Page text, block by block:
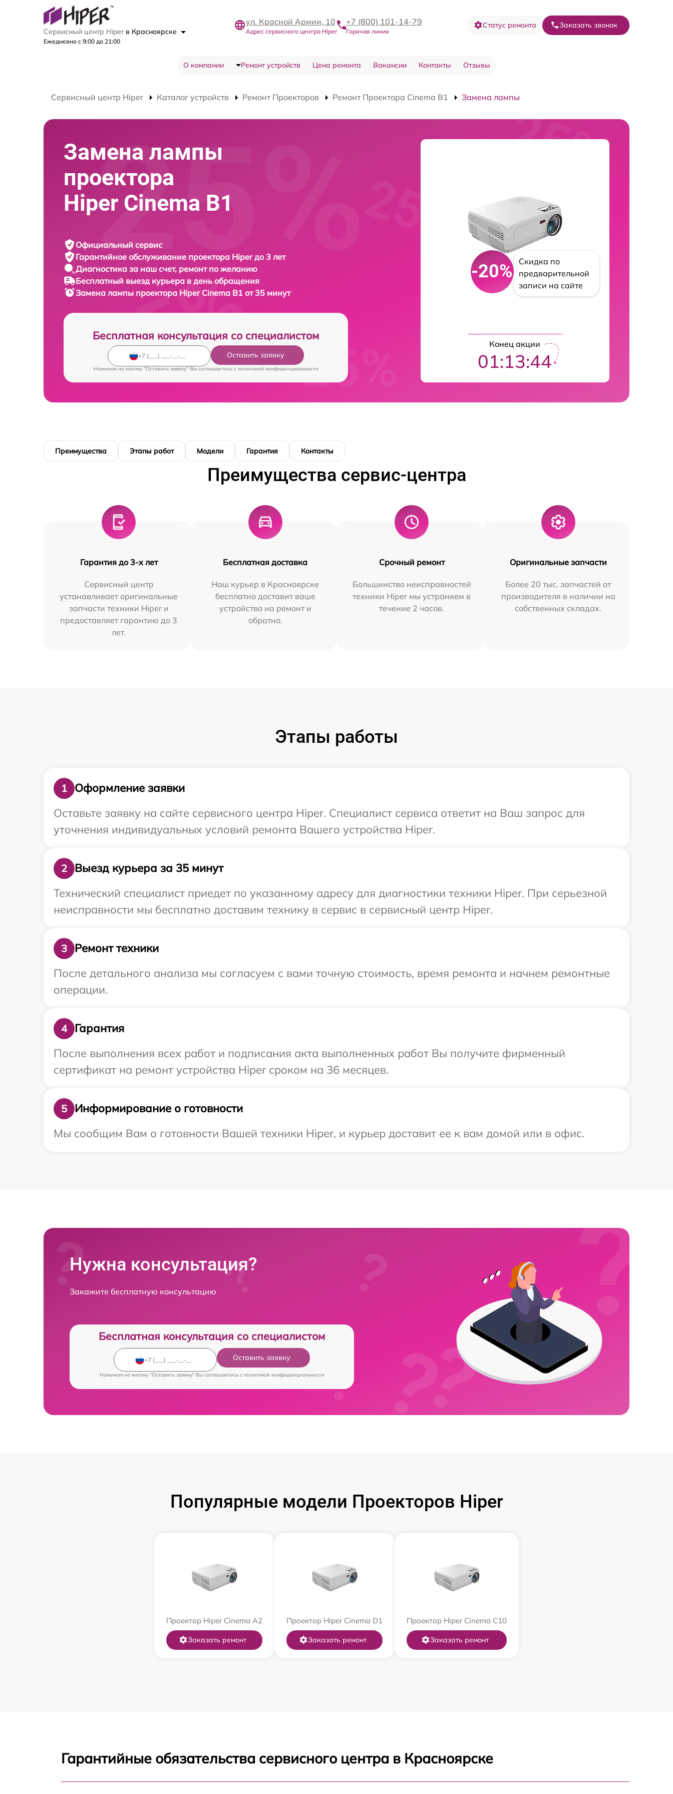
Сервисный центр Hiper в Красноярске
Ежедневно с 9:00 до 21:00
ул. Красной Армии, 10
Адрес сервисного центра Hiper
+7 (800) 101-14-79
Горячая линия
Статус ремонта Заказать звонок
О компании Ремонт устройств Цена ремонта Вакансии Контакты Отзывы
Сервисный центр Hiper Каталог устройств Ремонт Проекторов Ремонт Проектора Cinema B1 Замена лампы
Замена лампы
проектора
Hiper Cinema B1
Официальный сервис
Гарантийное обслуживание проектора Hiper до 3 лет
Диагностика за наш счет, ремонт по желанию
Бесплатный выезд курьера в день обращения
Замена лампы проектора Hiper Cinema B1 от 35 минут
Бесплатная консультация со специалистом
Оставить заявку
Нажимая на кнопку "Оставить заявку" Вы соглашаетесь c политикой конфиденциальности
-20%
Скидка по
предварительной
записи на сайте
Конец акции
01:13:43
Преимущества Этапы работ Модели Гарантия Контакты
Преимущества сервис-центра
Гарантия до 3-х лет
Сервисный центр
устанавливает оригинальные
запчасти техники Hiper и
предоставляет гарантию до 3
лет.
Бесплатная доставка
Наш курьер в Красноярске
бесплатно доставит ваше
устройство на ремонт и
обратно.
Срочный ремонт
Большинство неисправностей
техники Hiper мы устраняем в
течение 2 часов.
Оригинальные запчасти
Более 20 тыс. запчастей от
производителя в наличии на
собственных складах.
Этапы работы
1
Оформление заявки
Оставьте заявку на сайте сервисного центра Hiper. Специалист сервиса ответит на Ваш запрос для
уточнения индивидуальных условий ремонта Вашего устройства Hiper.
2
Выезд курьера за 35 минут
Технический специалист приедет по указанному адресу для диагностики техники Hiper. При серьезной
неисправности мы бесплатно доставим технику в сервис в сервисный центр Hiper.
3
Ремонт техники
После детального анализа мы согласуем с вами точную стоимость, время ремонта и начнем ремонтные
операции.
4
Гарантия
После выполнения всех работ и подписания акта выполненных работ Вы получите фирменный
сертификат на ремонт устройства Hiper сроком на 36 месяцев.
5
Информирование о готовности
Мы сообщим Вам о готовности Вашей техники Hiper, и курьер доставит ее к вам домой или в офис.
Нужна консультация?
Закажите бесплатную консультацию
Бесплатная консультация со специалистом
Оставить заявку
Нажимая на кнопку "Оставить заявку" Вы соглашаетесь c политикой конфиденциальности
Популярные модели Проекторов Hiper
Проектор Hiper Cinema A2
Заказать ремонт
Проектор Hiper Cinema D1
Заказать ремонт
Проектор Hiper Cinema C10
Заказать ремонт
Гарантийные обязательства сервисного центра в Красноярске